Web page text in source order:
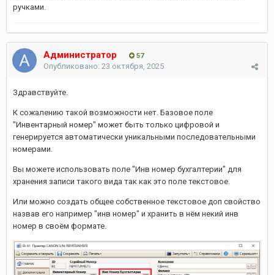
ручками.
Администратор 57
Опубликовано: 23 октября, 2025
Здравствуйте.
К сожалению такой возможности нет. Базовое поле
"Инвентарный номер" может быть только цифровой и
генерируется автоматически уникальными последовательными
номерами.
Вы можете использовать поле "Инв номер бухгалтерии" для
хранения записи такого вида так как это поле текстовое.
Или можно создать общее собственное текстовое доп свойство
назвав его например "инв номер" и хранить в нём некий инв
номер в своём формате.